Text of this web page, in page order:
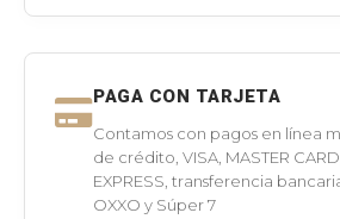
PAGA CON TARJETA
Contamos con pagos en línea
de crédito, VISA, MASTER
EXPRESS, transferencia
OXXO y Súper 7